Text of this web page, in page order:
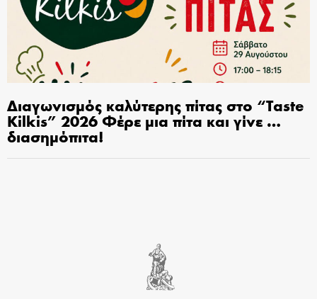
Διαγωνισμός καλύτερης πίτας στο “Taste
Kilkis” 2026 Φέρε μια πίτα και γίνε …
διασημόπιτα!